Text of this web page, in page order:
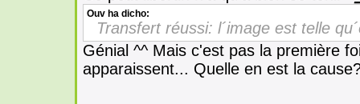
Ouv ha dicho:
Transfert réussi: l´image est telle
Génial ^^ Mais c'est pas la première
apparaissent... Quelle en est la